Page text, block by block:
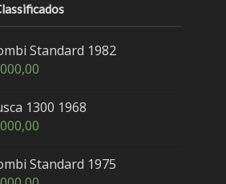
Standard 1982
1300 1968
Standard 1975